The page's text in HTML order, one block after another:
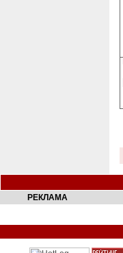
РЕКЛАМА